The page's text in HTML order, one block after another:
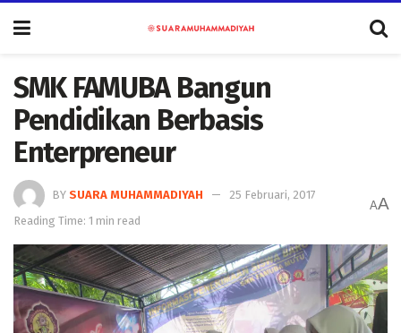
SMK FAMUBA Bangun
Pendidikan Berbasis
Enterpreneur
BY SUARA MUHAMMADIYAH
25 Februari, 2017
Reading Time: 1 min read
AA